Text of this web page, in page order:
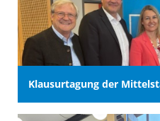
Klausurtagung der